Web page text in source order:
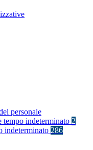
personale
tempo indeterminato 2
indeterminato 286